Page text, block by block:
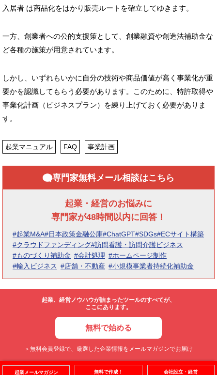
入居者 は商品化をはかり販売ルートを確立してゆきます。
一方、創業者への公的支援策として、創業融資や創造法補助金な
ど各種の施策が用意されています。
しかし、いずれもいかに自分の技術や商品価値が高く事業化が重
要かを認識してもらう必要があります。このために、特許取得や
事業化計画（ビジネスプラン）を練り上げておく必要がありま
す。
起業マニュアル FAQ 事業計画
専門家無料メール相談はこちら
起業・経営のお悩みに
専門家が48時間以内に回答！
#起業M&A#日本政策金融公庫#ChatGPT#SDGs#ECサイト構築
#クラウドファンディング#訪問看護・訪問介護ビジネス
#ものづくり補助金 #会計処理 #ホームページ制作
#輸入ビジネス #店舗・不動産 #小規模事業者持続化補助金
起業、経営ノウハウが詰まったツールのすべてが、
ここにあります。
無料で始める
＞無料会員登録で、厳選した企業情報をメールマガジンでお届け
起業メールマガジン 無料で作成！ 会社設立・経営